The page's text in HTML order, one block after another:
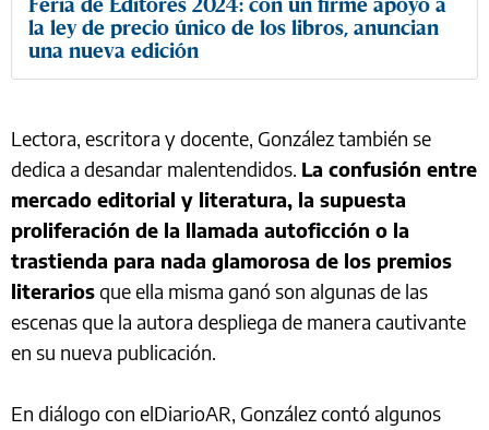
la ley de precio único de los libros, anuncian
una nueva edición
Lectora, escritora y docente, González también se
dedica a desandar malentendidos. La confusión entre
mercado editorial y literatura, la supuesta
proliferación de la llamada autoficción o la
trastienda para nada glamorosa de los premios
literariosque ella misma ganó son algunas de las
escenas que la autora despliega de manera cautivante
en su nueva publicación.
En diálogo con elDiarioAR, González contó algunos